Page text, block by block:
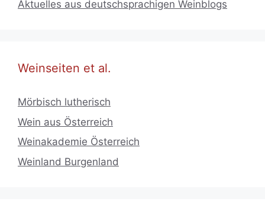
Aktuelles aus deutschsprachigen Weinblogs
Weinseiten et al.
Mörbisch lutherisch
Wein aus Österreich
Weinakademie Österreich
Weinland Burgenland